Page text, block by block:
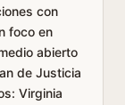
con
foco en
abierto
de Justicia
Virginia